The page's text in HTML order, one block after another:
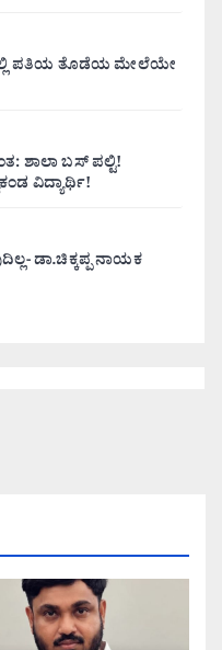
ಪತಿಯ ತೊಡೆಯ ಮೇಲೆಯೇ
ಶಾಲಾ ಬಸ್ ಪಲ್ಟಿ!
ವಿದ್ಯಾರ್ಥಿ!
ಡಾ.ಚಿಕ್ಕಪ್ಪ ನಾಯಕ